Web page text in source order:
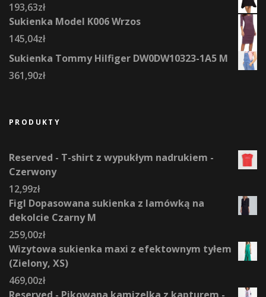
193,63zł
Sukienka Model K006 Wrzos
145,04zł
Sukienka Tommy Hilfiger DW0DW10323-1A5 M
361,90zł
PRODUKTY
Reserved - T-shirt z wypukłym nadrukiem -
Czerwony
12,99zł
Figl Dopasowana sukienka z lamówką na
dekolcie Czarny M
259,00zł
Wizytowa sukienka maxi z efektownym tyłem
(Zielony, XS)
469,00zł